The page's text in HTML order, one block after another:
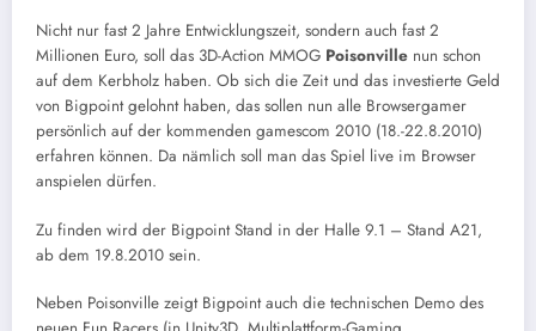
Nicht nur fast 2 Jahre Entwicklungszeit, sondern auch fast 2
Millionen Euro, soll das 3D-Action MMOG Poisonville nun schon
auf dem Kerbholz haben. Ob sich die Zeit und das investierte Geld
von Bigpoint gelohnt haben, das sollen nun alle Browsergamer
persönlich auf der kommenden gamescom 2010 (18.-22.8.2010)
erfahren können. Da nämlich soll man das Spiel live im Browser
anspielen dürfen.
Zu finden wird der Bigpoint Stand in der Halle 9.1 – Stand A21,
ab dem 19.8.2010 sein.
Neben Poisonville zeigt Bigpoint auch die technischen Demo des